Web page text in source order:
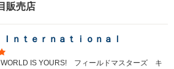
販売店
ｎｔｅｒｎａｔｉｏｎａｌ
WORLD IS YOURS! フィールドマスターズ キ